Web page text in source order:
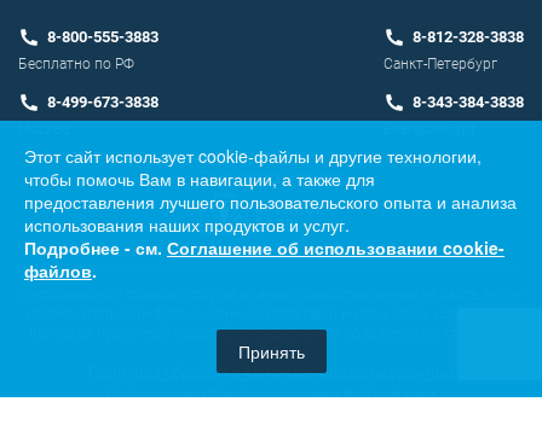
8-800-555-3883
Бесплатно по РФ
8-812-328-3838
Санкт-Петербург
8-499-673-3838 8-343-384-3838
Разработка сайта
является публичной офертой, определяемой положениями ст. 437 ГК
РФ.
Политика обработки конфиденциальных данных
Соглашение об использовании файлов куки
Этот сайт использует cookie-файлы и другие технологии,
чтобы помочь Вам в навигации, а также для
предоставления лучшего пользовательского опыта и анализа
использования наших продуктов и услуг.
Подробнее - см. Соглашение об использовании cookie-
файлов.
Принять